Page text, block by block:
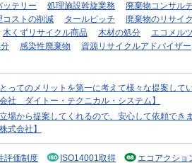
ッテリー 処理施設斡旋業務
廃棄物コンサル
コストの削減 タールピッチ
廃棄物のリサイ
木くずリサイクル商品 木材の処分
エコメル
感染性廃棄物
資源リサイクルアドバイザー
ってのメリットを第一に考えて様々な提案し
会社 ダイトー・テクニカル・システム】
場から提案してくれるので、安心して依頼で
式会社】
評価制度 ISO14001取得
エコアクショ